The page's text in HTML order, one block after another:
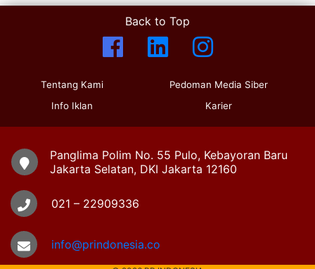
Back to Top
Tentang Kami
Info Iklan
Pedoman Media Siber
Karier
Panglima Polim No. 55 Pulo, Kebayoran Baru
Jakarta Selatan, DKI Jakarta 12160
021 – 22909336
info@prindonesia.co